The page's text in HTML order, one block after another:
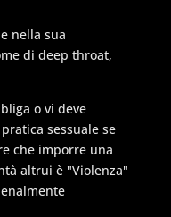
nella sua
di deep throat,
o vi deve
sessuale se
che imporre una
altrui è "Violenza"